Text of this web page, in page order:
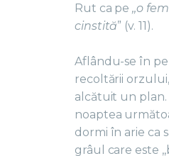
Rut ca pe,,o
cinstită” (v. 11).
Aflându-se în
recoltării
alcătuit un plan.
noaptea
dormi în arie ca
grâul care este